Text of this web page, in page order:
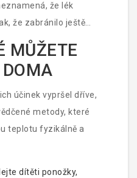
že lék
že zabránilo ještě
nedokázalo ji vrátit na
případě je důležitější
bojovat s číslicemi.
MŮŽETE
účinek vypršel dříve,
metody, které
teplotu fyzikálně a
dítěti ponožky,